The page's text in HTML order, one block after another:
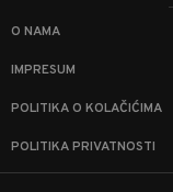
O NAMA
IMPRESUM
POLITIKA O KOLAČIĆIMA
POLITIKA PRIVATNOSTI